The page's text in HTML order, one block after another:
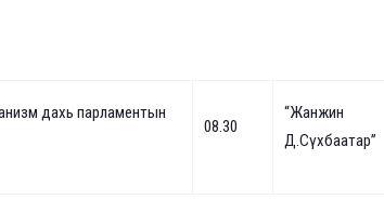
дахь парламентын
08.30
“Жанжин
Д.Сүхбаатар”